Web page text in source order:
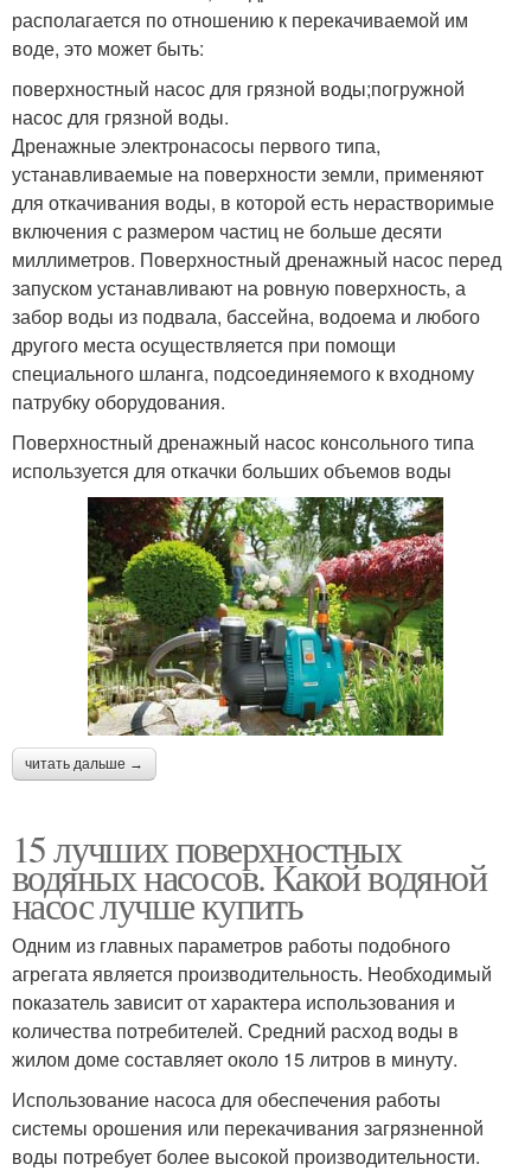
располагается по отношению к перекачиваемой им
воде, это может быть:
поверхностный насос для грязной воды;погружной
насос для грязной воды.
Дренажные электронасосы первого типа,
устанавливаемые на поверхности земли, применяют
для откачивания воды, в которой есть нерастворимые
включения с размером частиц не больше десяти
миллиметров. Поверхностный дренажный насос перед
запуском устанавливают на ровную поверхность, а
забор воды из подвала, бассейна, водоема и любого
другого места осуществляется при помощи
специального шланга, подсоединяемого к входному
патрубку оборудования.
Поверхностный дренажный насос консольного типа
используется для откачки больших объемов воды
читать дальше →
15 лучших поверхностных
водяных насосов. Какой водяной
насос лучше купить
Одним из главных параметров работы подобного
агрегата является производительность. Необходимый
показатель зависит от характера использования и
количества потребителей. Средний расход воды в
жилом доме составляет около 15 литров в минуту.
Использование насоса для обеспечения работы
системы орошения или перекачивания загрязненной
воды потребует более высокой производительности.